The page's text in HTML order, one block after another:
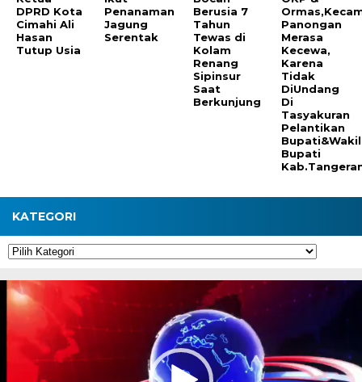
DPRD Kota
Cimahi Ali
Hasan
Tutup Usia
Penanaman
Jagung
Serentak
Berusia 7
Tahun
Tewas di
Kolam
Renang
Sipinsur
Saat
Berkunjung
Panongan
Merasa
Kecewa,
Karena
Tidak
DiUndang
Di
Tasyakuran
Pelantikan
Bupati&Wakil
Bupati
KATEGORI
Kategori
Pemutar
Video